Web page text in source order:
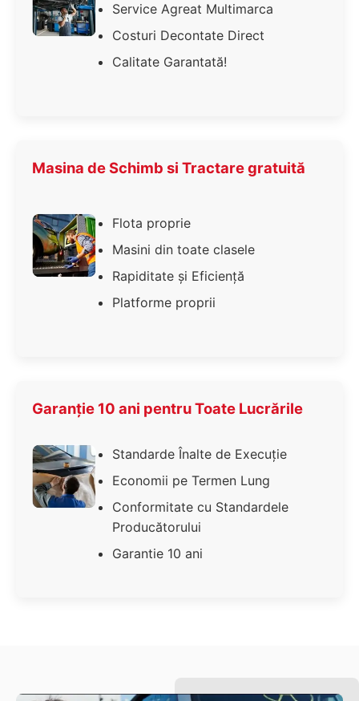
Service Agreat Multimarca
Costuri Decontate Direct
Calitate Garantată!
Masina de Schimb si Tractare gratuită
Flota proprie
Masini din toate clasele
Rapiditate și Eficiență
Platforme proprii
Garanție 10 ani pentru Toate Lucrările
Standarde Înalte de Execuție
Economii pe Termen Lung
Conformitate cu Standardele
Producătorului
Garantie 10 ani